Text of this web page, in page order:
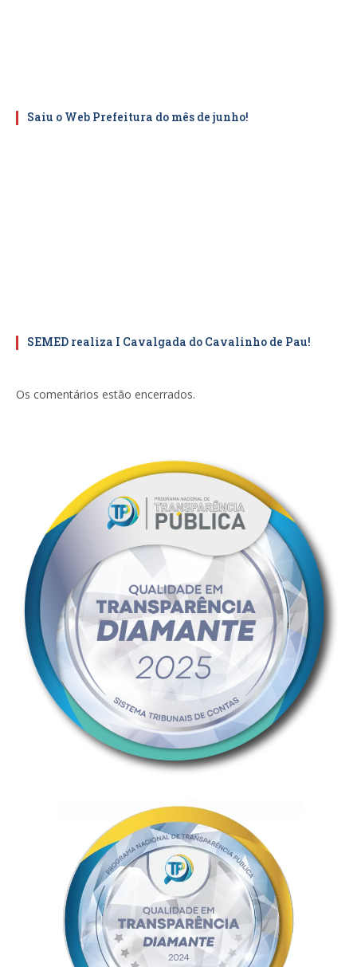
Saiu o Web Prefeitura do mês de junho!
SEMED realiza I Cavalgada do Cavalinho de Pau!
Os comentários estão encerrados.